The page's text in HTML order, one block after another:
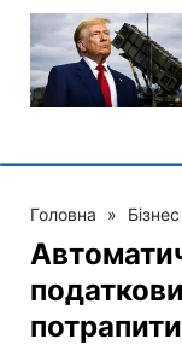
Головна » Бізнес